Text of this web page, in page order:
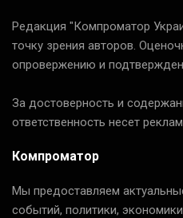
Редакция "Компроматор
точку зрения авторов.
опровержению и
За достоверность и
ответственность несет
Компроматор
Мы предоставляем
событий, политики,